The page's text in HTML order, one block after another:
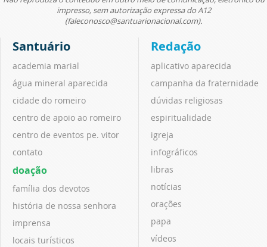
impresso, sem autorização expressa do A12
(faleconosco@santuarionacional.com).
Santuário
academia marial
água mineral aparecida
cidade do romeiro
centro de apoio ao romeiro
centro de eventos pe. vitor
contato
doação
família dos devotos
história de nossa senhora
imprensa
locais turísticos
Redação
aplicativo aparecida
campanha da fraternidade
dúvidas religiosas
espiritualidade
igreja
infográficos
libras
notícias
orações
papa
vídeos